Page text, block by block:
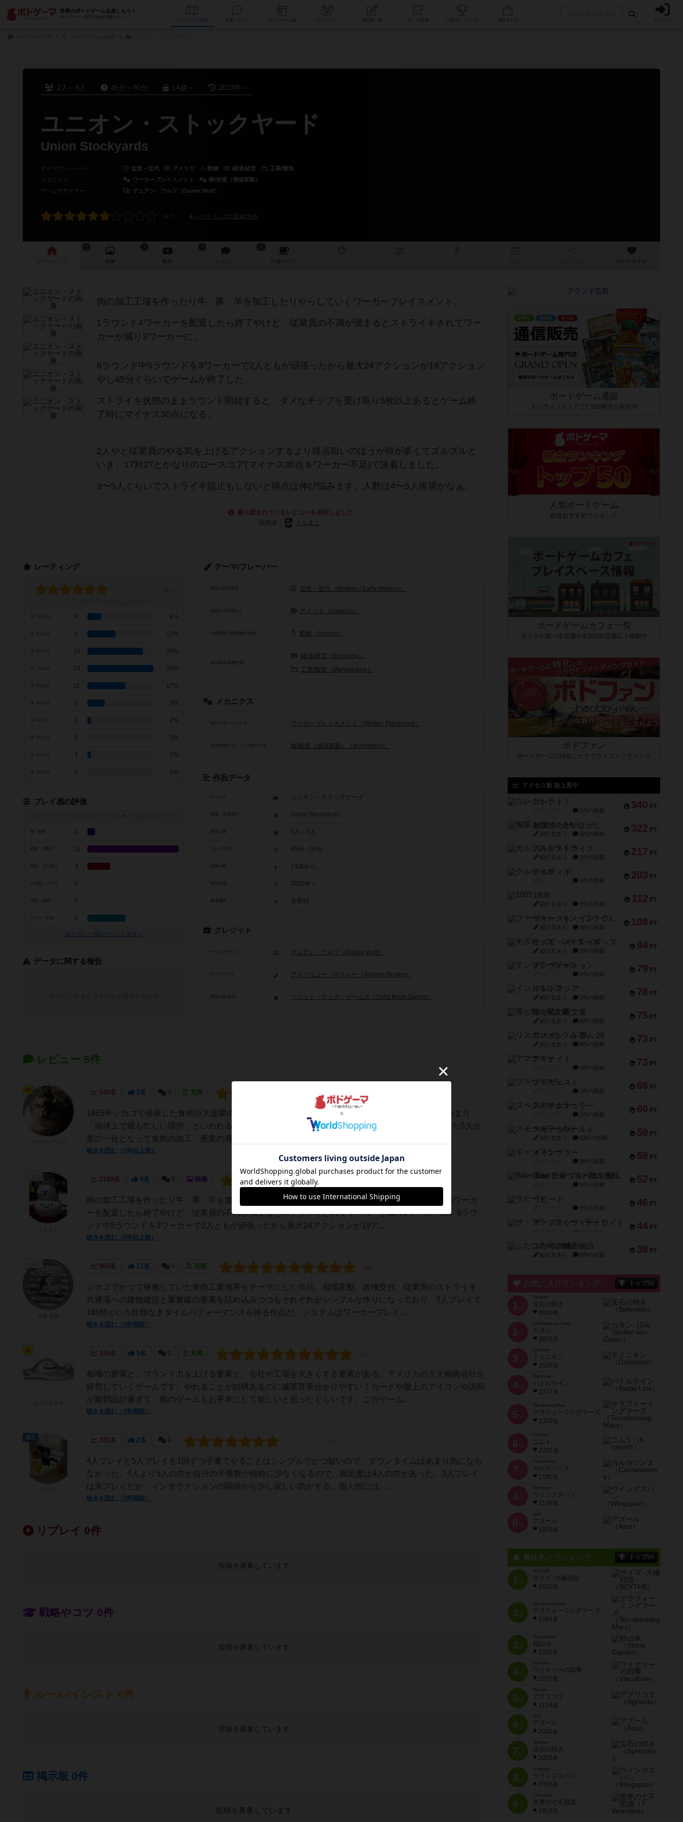
世界のボードゲームを楽しもう！
ボードゲーム専門の総合情報サイト
データベース コミュニティ 人気ボードゲーム ログイン
2人～5人 45分～90分 14歳～ 2023年～
ユニオン・ストックヤード
Union Stockyards
テーマ/フレーバー ： 近世～近代 アメリカ 動物 経済/経営
工業/製造
メカニクス
： ワーカープレイスメント
株/投資（価値変動）
ゲームデザイナー
： デュアン・ウルフ（Duane Wulf）
レーティングの登録/分布
ゲーム 画像 レビュー 店舗/ カフェ 次のおすすめ
肉の加工工場を作ったり牛、豚、羊を加工したりやらしていくワーカープレイスメント。
1ラウンド4ワーカーを配置したら終了やけど、従業員の不満が溜まるとストライキされてワー
カーが減り3ワーカーに。
6ラウンド中5ラウンドを3ワーカーで2人ともが頑張ったから最大24アクションが19アクション
やし45分ぐらいでゲームが終了した。
ストライキ状態のままラウンド開始すると、ダメなチップを受け取り5枚以上あるとゲーム終
了時にマイナス30点になる。
2人やと従業員のやる気を上げるアクションするより得点狙いのほうが得が多くてズルズルと
いき、17対27とかなりのロースコア(マイナス30点＆ワーカー不足)で決着しました。
3〜5人ぐらいでストライキ阻止もしないと得点は伸び悩みます。人数は4〜5人推奨かなぁ。
最も読まれているレビューを表示しました
投稿者：
うらまこ
テーマ/フレーバー
舞台の時代背景 近世～近代（Modern / Early Modern）
地域や文化圏など アメリカ（America）
動物（Animal）
政治経済/各種産業
経済/経営（Economy）
工業/製造（Manufacture）
メカニクス
頻出するメカニクス ワーカープレイスメント（Worker Placement）
投資要素やプレイ上の駆け引き 株/投資（価値変動）（Investment）
作品データ
タイトル ユニオン・ストックヤード
Union Stockyards
参加人数 2人～5人
45分～90分
14歳から
2023年～
参考価格 未登録
クレジット
ゲームデザイン デュアン・ウルフ（Duane Wulf）
アートワーク アンドリュー・ボスレー（Andrew Bosley）
ソリッド・ロック・ゲームズ（Solid Rock Games）
レーティング
4 6%
8 12%
16 25%
7点の人 19 29%
11 17%
5 8%
1 2%
0 0%
1 2%
0 0%
プレイ感の評価
※
1
戦略・判断力 12
3
0
0
アート・外見 5
似たプレイ感のゲームを探す→
データに関する報告
レビュー 5件
540名 2名 0 充実
1865年シカゴで発展した食肉巨大産業の一大地帯として栄えていたとされます。一時期は移民者も集まり
「地球上で最も忙しい場所」といわれるほどの活気があったとされます。プレイヤーはそこで活躍した5大企
業の一社となって食肉の加工、産業の発展鉄道の敷設などを行っていきます。しかしこ...
続きを読む（2年以上前）
2180名 4名 0 画像
肉の加工工場を作ったり牛、豚、羊を加工したりやらしていくワーカープレイスメント。1ラウンド4ワーカ
ーを配置したら終了やけど、従業員の不満が溜まるとストライキされてワーカーが減り3ワーカーに。6ラウ
ンド中5ラウンドを3ワーカーで2人ともが頑張ったから最大24アクションが19ア...
続きを読む（2年以上前）
800名 13名 0 充実
シカゴでかつて稼働していた食肉工業地帯をテーマにした作品。相場変動、政権交代、従業員のストライキ、
共通場への建物建設と重量級の要素を詰め込みつつもそれぞれがシンプルな作りになっており、5人プレイで
1時間という比類なきタイムパフォーマンスを誇る作品だ。システムはワーカープレイ...
続きを読む（3年弱前）
316名 1名 0 充実
相場の要素と、ブランド力を上げる要素と、会社や工場を大きくする要素がある、アメリカの５大精肉会社を
経営していくゲームです。やれることが結構あるのに滅茶苦茶分かりやすい！カードや盤上のアイコンや説明
が親切設計過ぎて、他のゲームもお手本にして欲しいと思ったぐらいです。このゲーム...
続きを読む（3年弱前）
331名 2名 0
4人プレイと5人プレイを1回ずつ手番でやることはシンプルでかつ短いので、ダウンタイムはあまり気になら
なかった。4人より5人の方が自分の手番数が純粋に少なくなるので、満足度は4人の方があった。3人プレイ
は未プレイだが、インタラクションの関係から少し寂しい気がする。個人的には、...
続きを読む（3年弱前）
国王
リプレイ 0件
投稿を募集しています
戦略やコツ 0件
投稿を募集しています
ルール/インスト 0件
投稿を募集しています
掲示板 0件
投稿を募集しています
ボードゲーム通販
オンラインストアで7,500商品を販売中
人気ボードゲーム
総合おすすめランキング
ボードゲームカフェ一覧
ボドゲが遊べる店舗を全国500店舗以上掲載中
ボドファン
ボードゲームに特化したクラウドファンディング
アクセス数 急上昇中
340 PT
コレクト！
1件の投稿
322 PT
無限まちがいさがし
紹介文あり 2件の投稿
217 PT
ガルフストライク
紹介文あり 1件の投稿
203 PT
クルティボ
1件の投稿
112 PT
1809
紹介文あり 1件の投稿
108 PT
ファースト・イン・フライト
紹介文あり 3件の投稿
94 PT
モズビ－ズ・レイダ－ズ
紹介文あり 1件の投稿
79 PT
テンプテーション
2件の投稿
78 PT
インドネシア
紹介文あり 2件の投稿
75 PT
宵と暁の呪文書
紹介文あり 8件の投稿
73 PT
リスボン・トラム 28
紹介文あり 9件の投稿
73 PT
アマナイト
1件の投稿
66 PT
ブラヴェスト
1件の投稿
60 PT
スペクタキュラー
1件の投稿
59 PT
スモールワールド
紹介文あり 13件の投稿
58 PT
ギャンブラー
2件の投稿
52 PT
Bitter End ブタペスト救出作戦
1件の投稿
46 PT
ラピード
1件の投稿
44 PT
ザ・フラッフィー・ライト
39 PT
ふたつの城の物語
紹介文あり 6件の投稿
お気に入りランキング トップ50
1 位
宝石の煌き
4040名
2 位
Die Siedler von Catan
カタン
3616名
3 位
ドミニオン
2528名
4位
Battle Line
バトルライン
2377名
5 位
Terraforming Mars
テラフォーミングマーズ
2370名
6 位
ニムト
2201名
7 位
Carcassonne
カルカソンヌ
2190名
8 位
Wingspan
ウイングスパン
2149名
9 位
Azul
アズール
1903名
興味ありランキング トップ50
1位
SCYTHE
サイズ -大鎌戦役-
2415名
2位
Terraforming Mars
テラフォーミングマーズ
2394名
3位
Stone Garden
枯山水
2281名
4位
Viticulture
ワイナリーの四季
2272名
5位
Agricola
アグリコラ
2119名
6位
Azul
アズール
2035名
7位
宝石の煌き
2028名
8位
Wingspan
ウイングスパン
2006名
9位
7 Wonders
世界の七不思議
1919名